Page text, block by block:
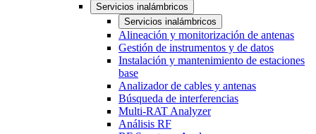
Servicios inalámbricos
Servicios inalámbricos
Alineación y monitorización de antenas
Gestión de instrumentos y de datos
Instalación y mantenimiento de estaciones
base
Analizador de cables y antenas
Búsqueda de interferencias
Multi-RAT Analyzer
Análisis RF